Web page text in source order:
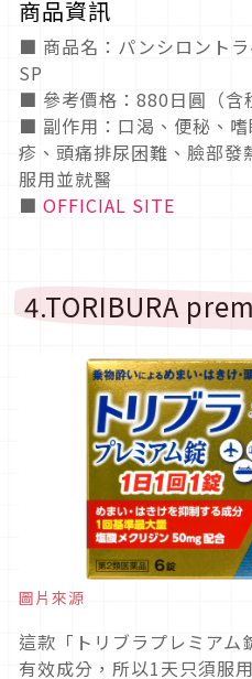
商品資訊
■ 商品名： パンシロント
SP
■ 參考價格： 880日圓（含
■ 副作用：口渴、便秘、
疹、頭痛排尿困難、臉部發
服用並就醫
■ OFFICIAL SITE
4.TORIBURA
圖片來源
這款「トリブラプレミアム
有效成分，所以1天只須服用